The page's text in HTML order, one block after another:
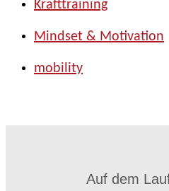
Krafttraining
Mindset & Motivation
mobility
Auf dem